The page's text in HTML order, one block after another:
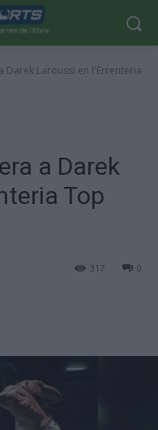
Darek Laroussi en l'Errenteria
a Darek
Top
0
317